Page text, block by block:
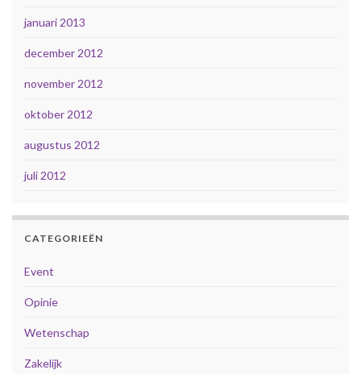
januari 2013
december 2012
november 2012
oktober 2012
augustus 2012
juli 2012
CATEGORIEËN
Event
Opinie
Wetenschap
Zakelijk